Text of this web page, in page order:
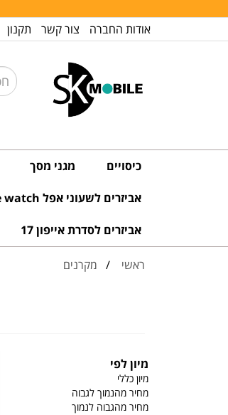
אודות החברה צור קשר תקנון
כיסויים מגני מסך
אביזרים לשעוני אפל Apple watch
אביזרים לסדרת אייפון 17
ראשי / מקרנים
מיון לפי
מיון כללי
מחיר מהנמוך לגבוה
מחיר מהגבוה לנמוך